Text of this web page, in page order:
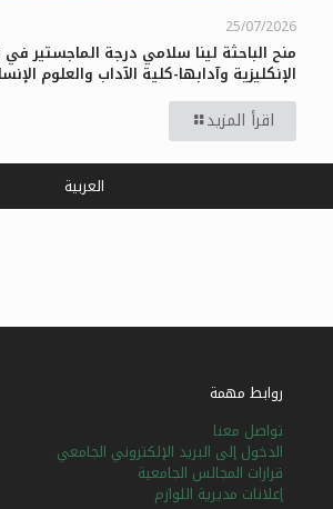
25/07/2026
منح الباحثة لينا سلامي درجة الماجستير
الإنكليزية وآدابها-كلية الآداب والعلوم
اقرأ المزيد
روابط مهمة
تواصل معنا
الدخول إلى البريد الإلكتروني الجامعي
قرارات المجالس الجامعية
إعلانات مديرية اللوازم
العربية